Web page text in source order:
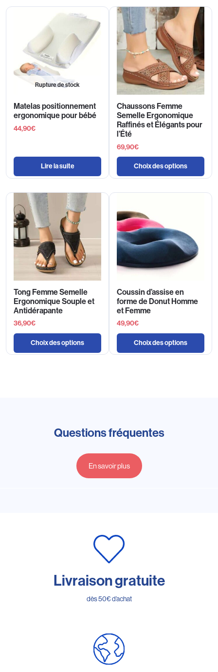
Rupture de stock
Matelas positionnement
ergonomique pour bébé
44,90€
Lire la suite
Chaussons Femme
Semelle Ergonomique
Raffinés et Élégants pour
l’Été
69,90€
Choix des options
Tong Femme Semelle
Ergonomique Souple et
Antidérapante
36,90€
Choix des options
Coussin d’assise en
forme de Donut Homme
et Femme
49,90€
Choix des options
Questions fréquentes
En savoir plus
Livraison gratuite
dès 50€ d’achat